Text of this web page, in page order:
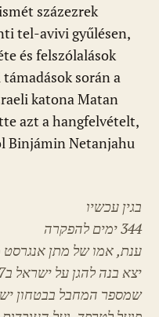
százezrek
tel-avivi gyűlésen,
és felszólalások
során a
katona Matan
azt a hangfelvételt,
Binjámin Netanjahu
בגין עכשיו
344 ימים להפקרה
ענת, אמו של מתן
שמספר המחבל בבטחון